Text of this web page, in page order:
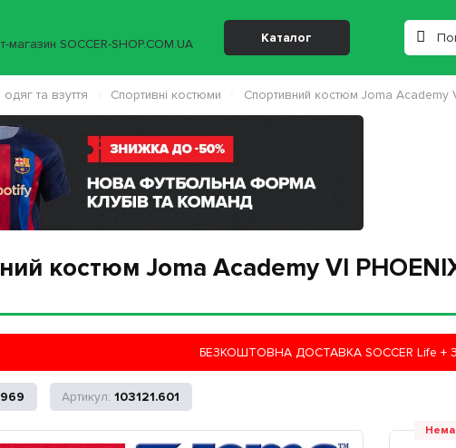
костюм Joma Academy VI
БЕЗКОШТОВНА ДОСТАВКА SOCCER Life +
103121.601
Каталог
та взуття Спортивні костюми Спортивний костюм Joma Academy